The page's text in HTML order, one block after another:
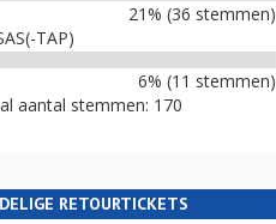
21% (36 stemmen)
TAP)
6% (11 stemmen)
aantal stemmen: 170
RETOURTICKETS